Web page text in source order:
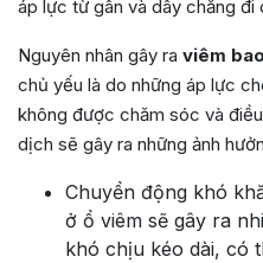
áp lực từ gân và dây chằng đi
Nguyên nhân gây ra viêm
chủ yếu là do những áp lực
không được chăm sóc và
dịch sẽ gây ra những ảnh
Chuyển động khó
ở ổ viêm sẽ gây ra
khó chịu kéo dài, có